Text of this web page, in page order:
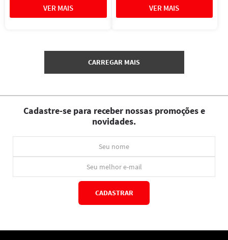
Cadastre-se para receber nossas promoções e
novidades.
CADASTRAR